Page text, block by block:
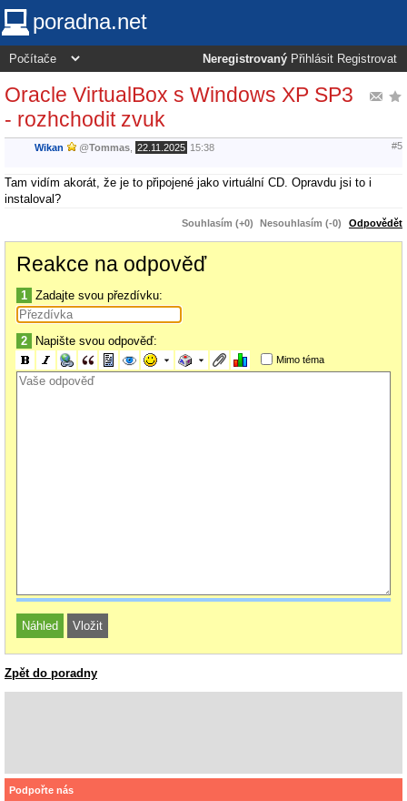
poradna.net
Neregistrovaný Přihlásit Registrovat
Oracle VirtualBox s Windows XP SP3
- rozhchodit zvuk
Wikan @Tommas 22.11.2025 15:38 #5
Tam vidím akorát, že je to připojené jako virtuální CD. Opravdu jsi to i
instaloval?
Souhlasím (+0) Nesouhlasím (-0) Odpovědět
Reakce na odpověď
1 Zadajte svou přezdívku:
2 Napište svou odpověď:
Mimo téma
Zpět do poradny
Podpořte nás